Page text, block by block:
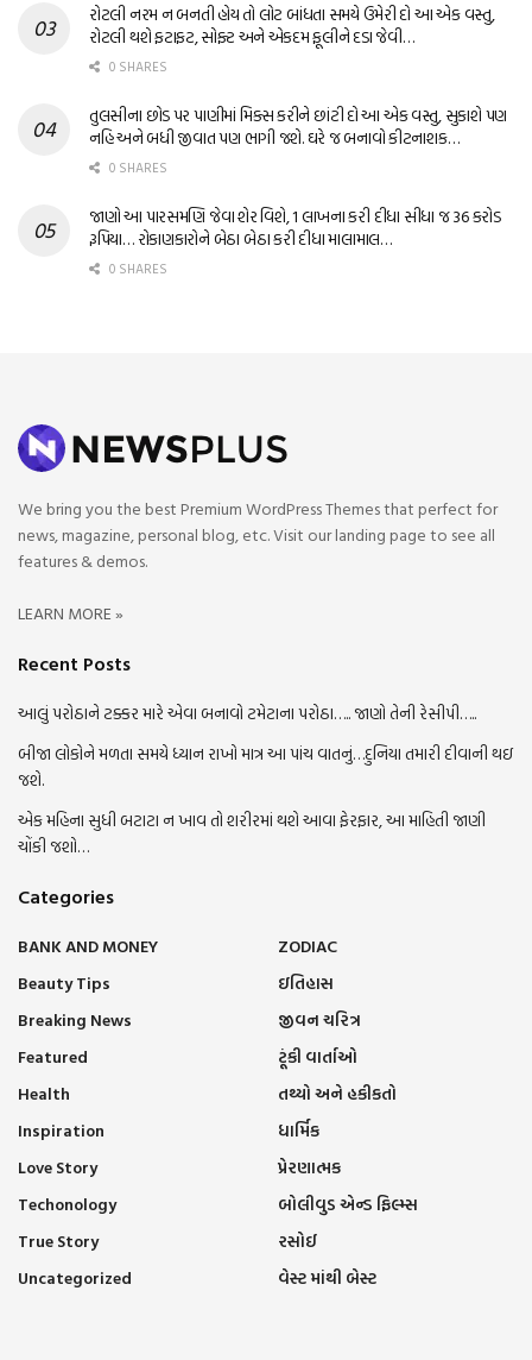
રોટલી નરમ ન બનતી હોય તો લોટ બાંધતા સમયે ઉમેરી દો આ એક વસ્તુ,
રોટલી થશે ફટાફટ, સોફ્ટ અને એકદમ ફૂલીને દડા જેવી…
0 SHARES
તુલસીના છોડ પર પાણીમાં મિક્સ કરીને છાંટી દો આ એક વસ્તુ, સુકાશે પણ
નહિ અને બધી જીવાત પણ ભાગી જશે. ઘરે જ બનાવો કીટનાશક…
0 SHARES
જાણો આ પારસમણિ જેવા શેર વિશે, 1 લાખના કરી દીધા સીધા જ 36 કરોડ
રૂપિયા… રોકાણકારોને બેઠા બેઠા કરી દીધા માલામાલ…
0 SHARES
We bring you the best Premium WordPress Themes that perfect for
news, magazine, personal blog, etc. Visit our landing page to see all
features & demos.
LEARN MORE »
Recent Posts
આલું પરોઠાને ટક્કર મારે એવા બનાવો ટમેટાના પરોઠા….. જાણો તેની રેસીપી…..
બીજા લોકોને મળતા સમયે ધ્યાન રાખો માત્ર આ પાંચ વાતનું…દુનિયા તમારી દીવાની થઇ
જશે.
એક મહિના સુધી બટાટા ન ખાવ તો શરીરમાં થશે આવા ફેરફાર, આ માહિતી જાણી
ચોંકી જશો…
Categories
BANK AND MONEY
Beauty Tips
Breaking News
Featured
Health
Inspiration
Love Story
Techonology
True Story
Uncategorized
ZODIAC
ઇતિહાસ
જીવન ચરિત્ર
ટૂંકી વાર્તાઓ
તથ્યો અને હકીકતો
ધાર્મિક
પ્રેરણાત્મક
બોલીવુડ એન્ડ ફિલ્મ્સ
રસોઈ
વેસ્ટ માંથી બેસ્ટ